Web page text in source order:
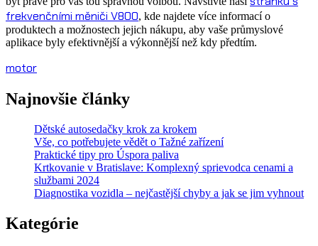
frekvenčními měniči V800, kde najdete více informací o
produktech a možnostech jejich nákupu, aby vaše průmyslové
aplikace byly efektivnější a výkonnější než kdy předtím.
motor
Najnovšie články
Dětské autosedačky krok za krokem
Vše, co potřebujete vědět o Tažné zařízení
Praktické tipy pro Úspora paliva
Krtkovanie v Bratislave: Komplexný sprievodca cenami a
službami 2024
Diagnostika vozidla – nejčastější chyby a jak se jim vyhnout
Kategórie